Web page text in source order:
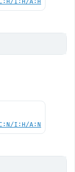
I:H/A:H
I:H/A:N